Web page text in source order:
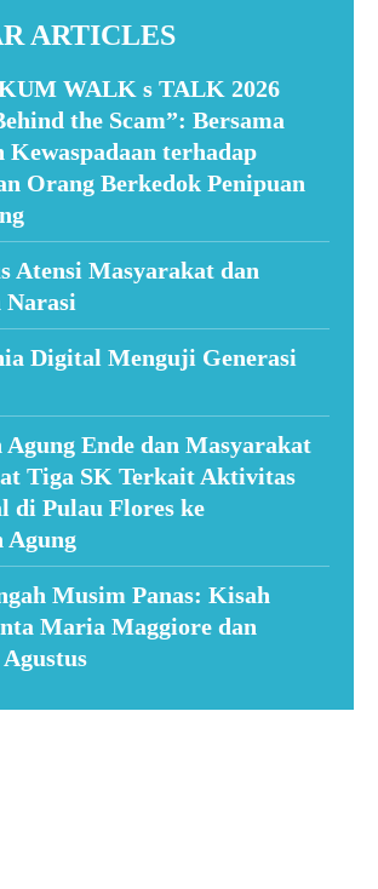
ARTICLES
WALK s TALK 2026
the Scam”: Bersama
terhadap
Orang Berkedok Penipuan
Atensi Masyarakat dan
Narasi
Digital Menguji Generasi
Agung Ende dan Masyarakat
Tiga SK Terkait Aktivitas
di Pulau Flores ke
Agung
Musim Panas: Kisah
Maria Maggiore dan